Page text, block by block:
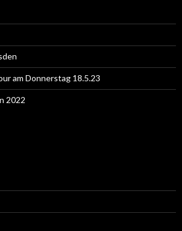
am Donnerstag 18.5.23
2022